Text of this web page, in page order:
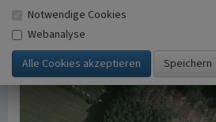
20080226-0160(Abgerufen: 7.
Notwendige Cookies
Webanalyse